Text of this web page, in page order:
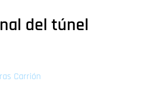
del túnel
Carrión